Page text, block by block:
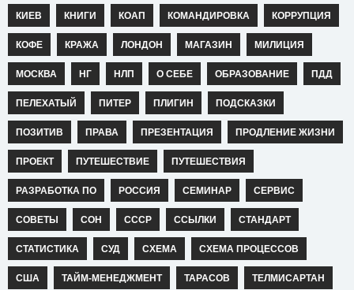
КИЕВ КНИГИ КОАП КОМАНДИРОВКА КОРРУПЦИЯ
КОФЕ КРАЖА ЛОНДОН МАГАЗИН МИЛИЦИЯ
МОСКВА НГ НЛП О СЕБЕ ОБРАЗОВАНИЕ ПДД
ПЕЛЕХАТЫЙ ПИТЕР ПЛИГИН ПОДСКАЗКИ
ПОЗИТИВ ПРАВА ПРЕЗЕНТАЦИЯ ПРОДЛЕНИЕ ЖИЗНИ
ПРОЕКТ ПУТЕШЕСТВИЕ ПУТЕШЕСТВИЯ
РАЗРАБОТКА ПО РОССИЯ СЕМИНАР СЕРВИС
СОВЕТЫ СОН СССР ССЫЛКИ СТАНДАРТ
СТАТИСТИКА СУД СХЕМА СХЕМА ПРОЦЕССОВ
США ТАЙМ-МЕНЕДЖМЕНТ ТАРАСОВ ТЕЛМИСАРТАН